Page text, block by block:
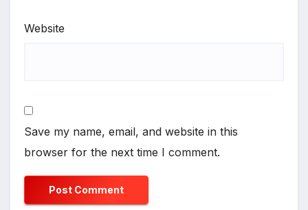
Website
Save my name, email, and website in this
browser for the next time I comment.